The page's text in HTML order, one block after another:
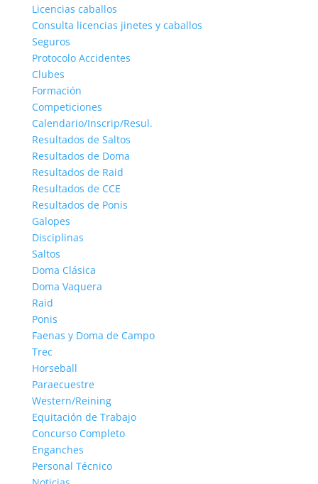
Licencias caballos
Consulta licencias jinetes y caballos
Seguros
Protocolo Accidentes
Clubes
Formación
Competiciones
Calendario/Inscrip/Resul.
Resultados de Saltos
Resultados de Doma
Resultados de Raid
Resultados de CCE
Resultados de Ponis
Galopes
Disciplinas
Saltos
Doma Clásica
Doma Vaquera
Raid
Ponis
Faenas y Doma de Campo
Trec
Horseball
Paraecuestre
Western/Reining
Equitación de Trabajo
Concurso Completo
Enganches
Personal Técnico